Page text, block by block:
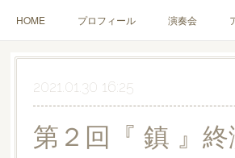
HOME プロフィール 演奏会
YouTube チェロレッスン お問い合
2021.01.30 16:25
第２回『 鎮 』終